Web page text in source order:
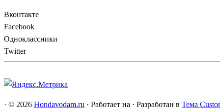
Вконтакте
Facebook
Одноклассники
Twitter
· © 2026 Hondavodam.ru · Работает на · Разработан в Тема